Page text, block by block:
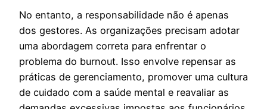
No entanto, a responsabilidade não é apenas
dos gestores. As organizações precisam adotar
uma abordagem correta para enfrentar o
problema do burnout. Isso envolve repensar as
práticas de gerenciamento, promover uma cultura
de cuidado com a saúde mental e reavaliar as